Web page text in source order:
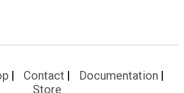
Contact
Documentation
Store